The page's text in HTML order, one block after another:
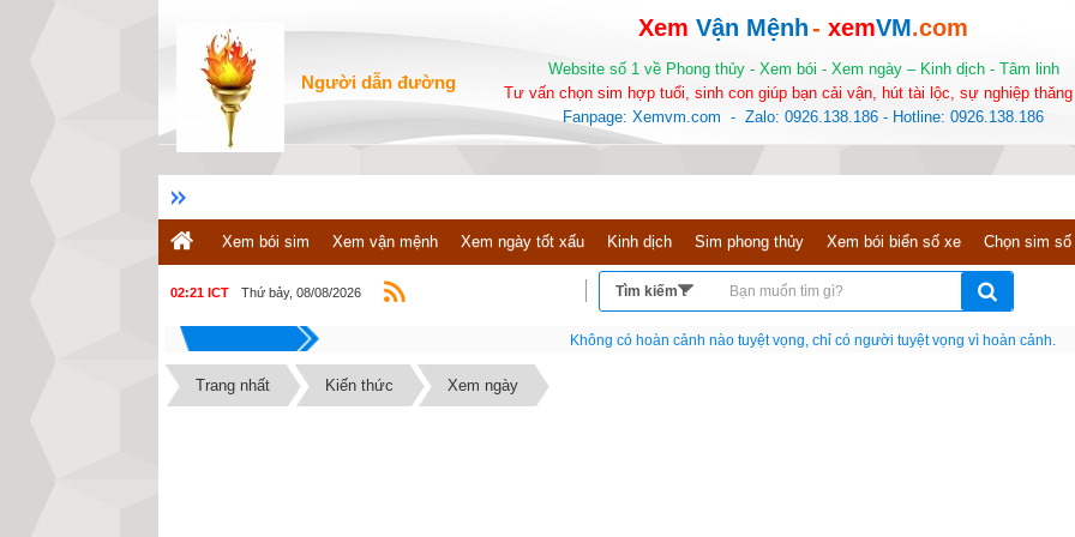
Người dẫn đường
Xem Vận Mệnh- xemVM.com
Website số 1 về Phong thủy - Xem bói - Xem ngày – Kinh dịch - Tâm linh
Tư vấn chọn sim hợp tuổi, sinh con giúp bạn cải vận, hút tài lộc, sự nghiệp
Fanpage: Xemvm.com - Zalo: 0926.138.186 - Hotline: 0926.138.186
Xem bói sim Xem vận mệnh Xem ngày tốt xấu Kinh dịch Sim phong thủy Xem bói biển số xe Chọn sim số
02:21 ICT Thứ bảy, 08/08/2026
Nếu như không chịu học tập thì cho dù đi vạn dặm đường cũng chỉ là anh đưa thư.
Trang nhất Kiến thức Xem ngày